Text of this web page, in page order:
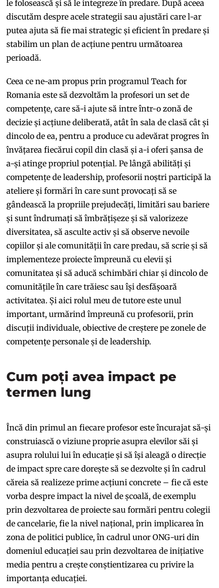
le folosească și să le integreze în predare. După aceea
discutăm despre acele strategii sau ajustări care l-ar
putea ajuta să fie mai strategic și eficient în predare și
stabilim un plan de acțiune pentru următoarea
perioadă.
Ceea ce ne-am propus prin programul Teach for
Romania este să dezvoltăm la profesori un set de
competențe, care să-i ajute să intre într-o zonă de
decizie și acțiune deliberată, atât în sala de clasă cât și
dincolo de ea, pentru a produce cu adevărat progres în
învățarea fiecărui copil din clasă și a-i oferi șansa de
a-și atinge propriul potențial. Pe lângă abilități și
competențe de leadership, profesorii noștri participă la
ateliere și formări în care sunt provocați să se
gândească la propriile prejudecăți, limitări sau bariere
și sunt îndrumați să îmbrățișeze și să valorizeze
diversitatea, să asculte activ și să observe nevoile
copiilor și ale comunității în care predau, să scrie și să
implementeze proiecte împreună cu elevii și
comunitatea și să aducă schimbări chiar și dincolo de
comunitățile în care trăiesc sau își desfășoară
activitatea. Și aici rolul meu de tutore este unul
important, urmărind împreună cu profesorii, prin
discuții individuale, obiective de creștere pe zonele de
competențe personale și de leadership.
Cum poți avea impact pe
termen lung
Încă din primul an fiecare profesor este încurajat să-și
construiască o viziune proprie asupra elevilor săi și
asupra rolului lui în educație și să își aleagă o direcție
de impact spre care dorește să se dezvolte și în cadrul
căreia să realizeze prime acțiuni concrete – fie că este
vorba despre impact la nivel de școală, de exemplu
prin dezvoltarea de proiecte sau formări pentru colegii
de cancelarie, fie la nivel național, prin implicarea în
zona de politici publice, în cadrul unor ONG-uri din
domeniul educației sau prin dezvoltarea de inițiative
media pentru a crește conștientizarea cu privire la
importanța educației.